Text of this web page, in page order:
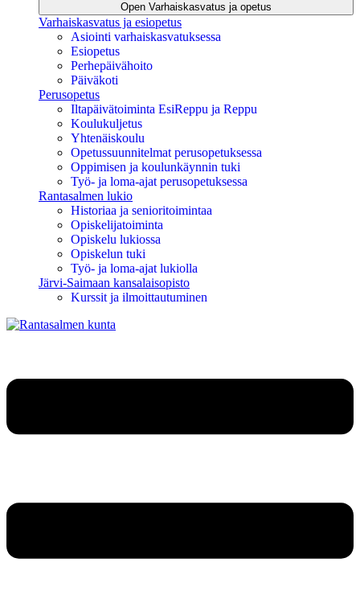
Open Varhaiskasvatus ja opetus
Varhaiskasvatus ja esiopetus
Asiointi varhaiskasvatuksessa
Esiopetus
Perhepäivähoito
Päiväkoti
Perusopetus
Iltapäivätoiminta EsiReppu ja Reppu
Koulukuljetus
Yhtenäiskoulu
Opetussuunnitelmat perusopetuksessa
Oppimisen ja koulunkäynnin tuki
Työ- ja loma-ajat perusopetuksessa
Rantasalmen lukio
Historiaa ja senioritoimintaa
Opiskelijatoiminta
Opiskelu lukiossa
Opiskelun tuki
Työ- ja loma-ajat lukiolla
Järvi-Saimaan kansalaisopisto
Kurssit ja ilmoittautuminen